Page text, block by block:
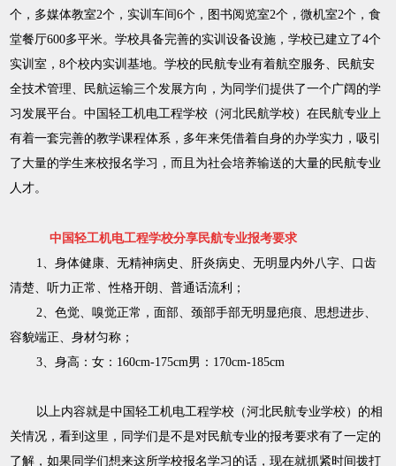
个，多媒体教室2个，实训车间6个，图书阅览室2个，微机室2个，食
堂餐厅600多平米。学校具备完善的实训设备设施，学校已建立了4个
实训室，8个校内实训基地。学校的民航专业有着航空服务、民航安
全技术管理、民航运输三个发展方向，为同学们提供了一个广阔的学
习发展平台。中国轻工机电工程学校（河北民航学校）在民航专业上
有着一套完善的教学课程体系，多年来凭借着自身的办学实力，吸引
了大量的学生来校报名学习，而且为社会培养输送的大量的民航专业
人才。
中国轻工机电工程学校分享民航专业报考要求
1、身体健康、无精神病史、肝炎病史、无明显内外八字、口齿
清楚、听力正常、性格开朗、普通话流利；
2、色觉、嗅觉正常，面部、颈部手部无明显疤痕、思想进步、
容貌端正、身材匀称；
3、身高：女：160cm-175cm男：170cm-185cm
以上内容就是中国轻工机电工程学校（河北民航专业学校）的相
关情况，看到这里，同学们是不是对民航专业的报考要求有了一定的
了解，如果同学们想来这所学校报名学习的话，现在就抓紧时间拨打